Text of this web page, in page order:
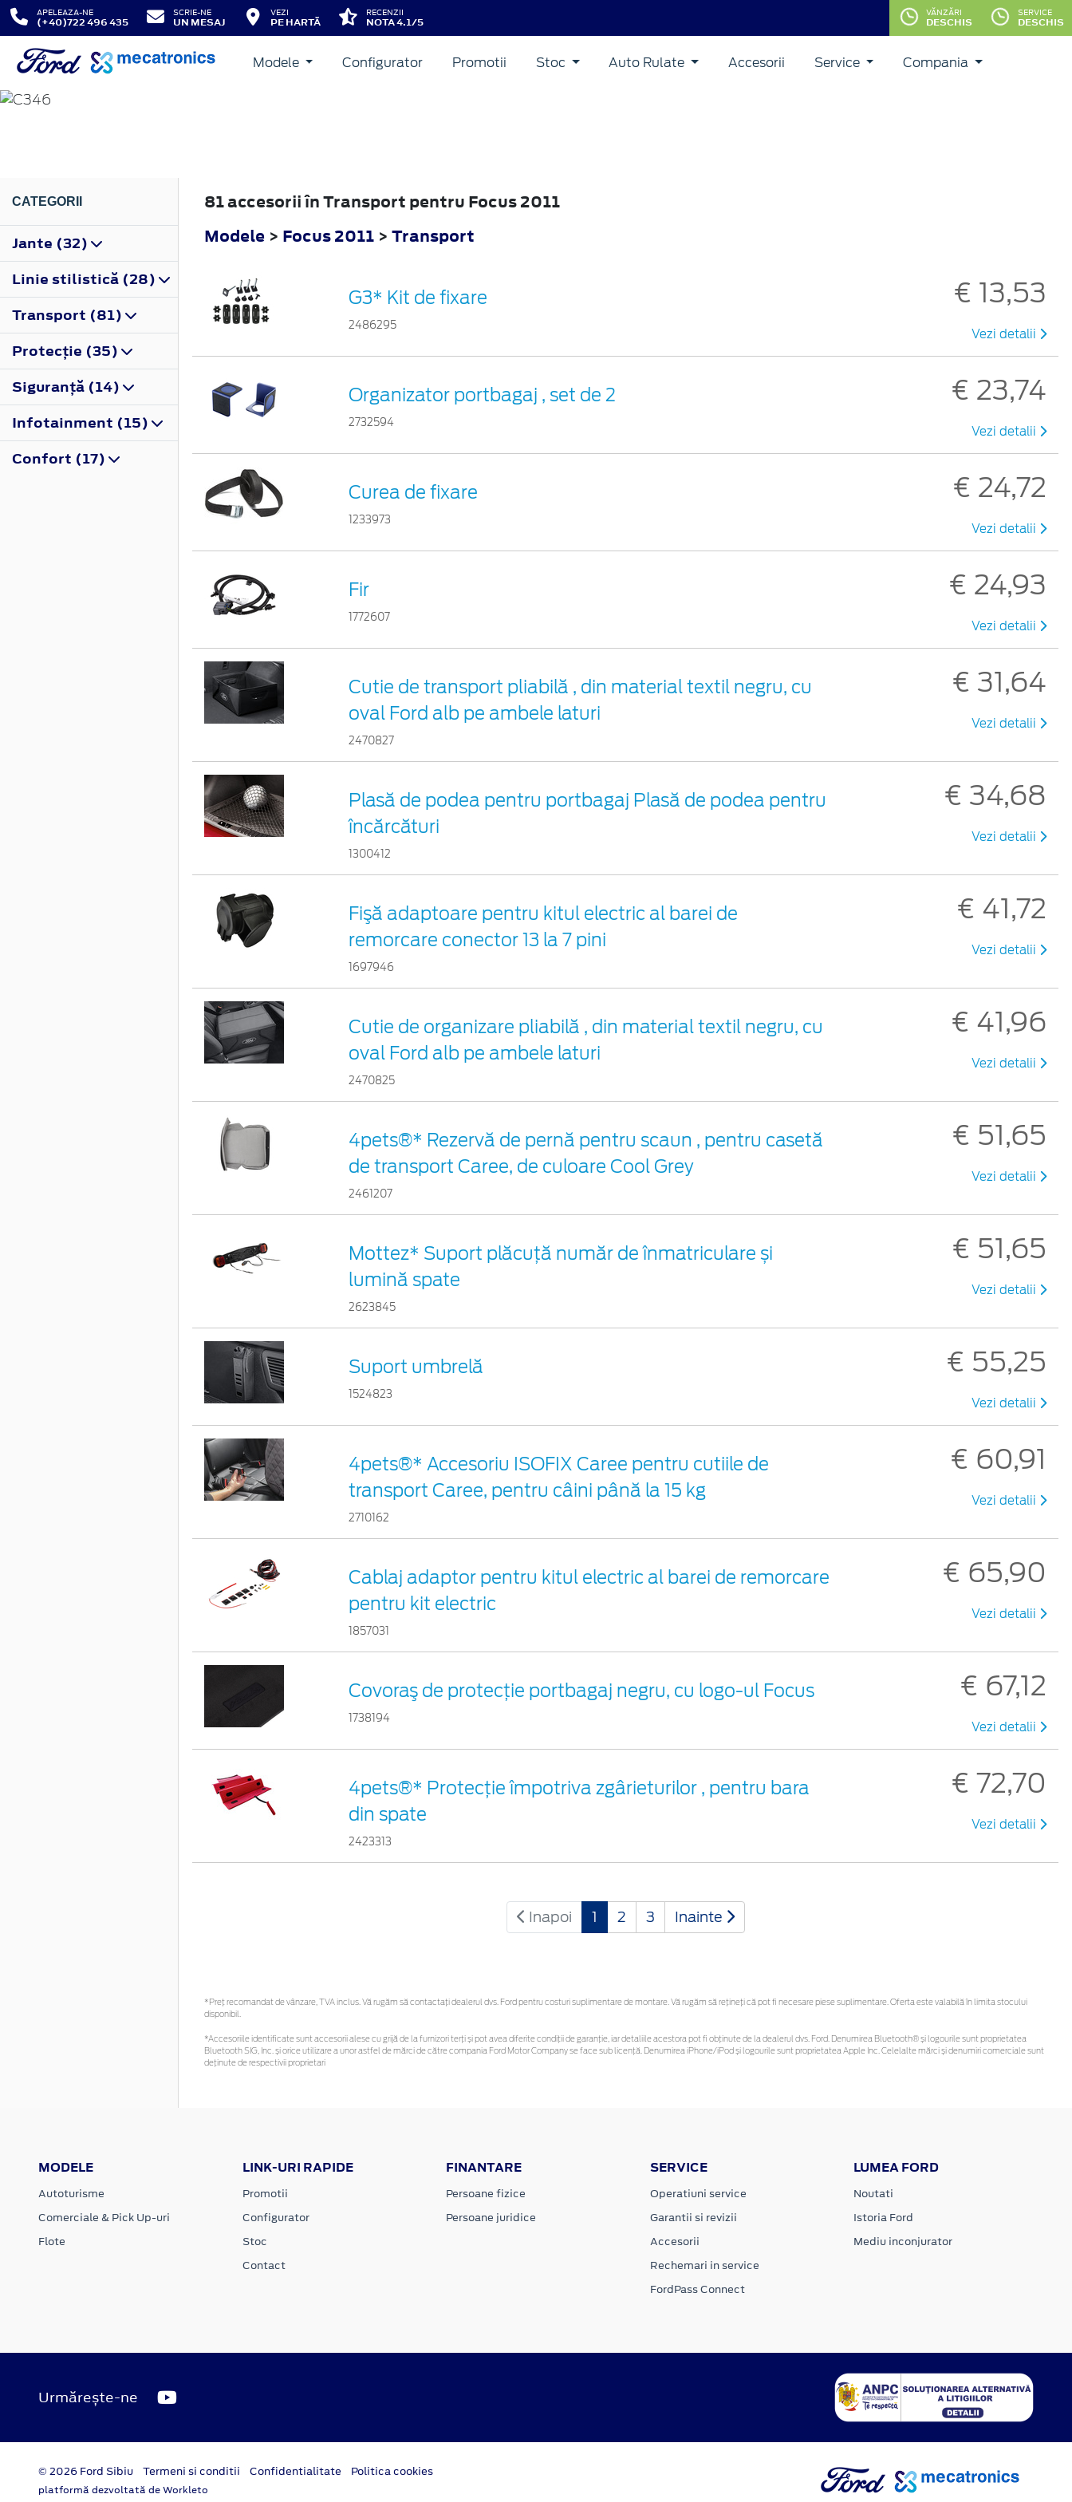
APELEAZA-NE
(+40)722 496 435
SCRIE-NE
UN MESAJ
VEZI
PE HARTĂ
RECENZII
NOTA 4.1/5
VĂNZĂRI
DESCHIS
SERVICE
DESCHIS
Modele Configurator Promotii Stoc Auto Rulate Accesorii Service Compania
FOCUS
CATEGORII
Jante (32)
Linie stilistică (28)
Transport (81)
Protecţie (35)
Siguranţă (14)
Infotainment (15)
Confort (17)
81 accesorii în Transport pentru Focus 2011
Modele > Focus 2011 > Transport
G3* Kit de fixare
2486295
€ 13,53
Vezi detalii
Organizator portbagaj , set de 2
2732594
€ 23,74
Vezi detalii
Curea de fixare
1233973
€ 24,72
Vezi detalii
Fir
1772607
€ 24,93
Vezi detalii
Cutie de transport pliabilă , din material textil negru, cu
oval Ford alb pe ambele laturi
2470827
€ 31,64
Vezi detalii
Plasă de podea pentru portbagaj Plasă de podea pentru
încărcături
1300412
€ 34,68
Vezi detalii
Fişă adaptoare pentru kitul electric al barei de
remorcare conector 13 la 7 pini
1697946
€ 41,72
Vezi detalii
Cutie de organizare pliabilă , din material textil negru, cu
oval Ford alb pe ambele laturi
2470825
€ 41,96
Vezi detalii
4pets®* Rezervă de pernă pentru scaun , pentru casetă
de transport Caree, de culoare Cool Grey
2461207
€ 51,65
Vezi detalii
Mottez* Suport plăcuță număr de înmatriculare și
lumină spate
2623845
€ 51,65
Vezi detalii
Suport umbrelă
1524823
€ 55,25
Vezi detalii
4pets®* Accesoriu ISOFIX Caree pentru cutiile de
transport Caree, pentru câini până la 15 kg
2710162
€ 60,91
Vezi detalii
Cablaj adaptor pentru kitul electric al barei de remorcare
pentru kit electric
1857031
€ 65,90
Vezi detalii
Covoraş de protecţie portbagaj negru, cu logo-ul Focus
1738194
€ 67,12
Vezi detalii
4pets®* Protecție împotriva zgârieturilor , pentru bara
din spate
2423313
€ 72,70
Vezi detalii
Inapoi 1 2 3 Inainte
*Preţ recomandat de vânzare, TVA inclus. Vă rugăm să contactaţi dealerul dvs. Ford pentru costuri suplimentare de montare. Vă rugăm să rețineți că pot fi necesare piese suplimentare. Oferta este valabilă în limita stocului
disponibil.
*Accesoriile identificate sunt accesorii alese cu grijă de la furnizori terți și pot avea diferite condiții de garanție, iar detaliile acestora pot fi obținute de la dealerul dvs. Ford. Denumirea Bluetooth® și logourile sunt proprietatea
Bluetooth SIG, Inc. și orice utilizare a unor astfel de mărci de către compania Ford Motor Company se face sub licență. Denumirea iPhone/iPod și logourile sunt proprietatea Apple Inc. Celelalte mărci și denumiri comerciale sunt
deținute de respectivii proprietari
MODELE
Autoturisme
Comerciale & Pick Up-uri
Flote
LINK-URI RAPIDE
Promotii
Configurator
Stoc
Contact
FINANTARE
Persoane fizice
Persoane juridice
SERVICE
Operatiuni service
Garantii si revizii
Accesorii
Rechemari in service
FordPass Connect
LUMEA FORD
Noutati
Istoria Ford
Mediu inconjurator
Urmărește-ne
© 2026 Ford Sibiu Termeni si conditii Confidentialitate Politica cookies
platformă dezvoltată de Workleto